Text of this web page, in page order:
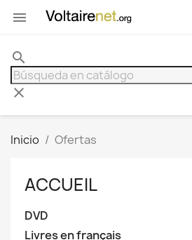

search
clear
Inicio Ofertas
ACCUEIL
DVD
Livres en français